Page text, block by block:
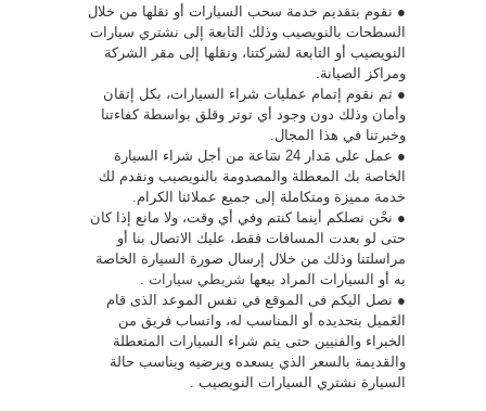
● نقوم بتقديم خدمة سحب السيارات أو نقلها من خلال
السطحات بالنويصيب وذلك التابعة إلى نشتري سيارات
النويصيب أو التابعة لشركتنا، ونقلها إلى مقر الشركة
ومراكز الصيانة.
● ثم نقوم إتمام عمليات شراء السيارات، بكل إتقان
وأمان وذلك دون وجود أي توتر وقلق بواسطة كفاءتنا
وخبرتنا في هذا المجال.
● عمل على مَدار 24 سَاعة من أجل شراء السيارة
الخاصة بك المعطلة والمصدومة بالنويصيب ونقدم لك
خدمة مميزة ومتكاملة إلى جميع عملائنا الكرام.
● نحْن نصلكم أينما كنتم وفي أي وقت، ولا مانع إذا كان
حتى لو بعدت المسافات فقط، عليك الاتصال بنا أو
مراسلتنا وذلك من خلال إرسال صورة السيارة الخاصة
به أو السيارات المراد بيعها شريطي سيارات
● نصل اليكم فى الموقع في نفس الموعد الذى قام
العَميل بتحديده أو المناسب له، واتساب فريق من
الخبراء والفنيين حتى يتم شراء السيارات المتعطلة
والقديمة بالسعر الذي يسعده ويرضيه ويناسب حالة
السيارة نشتري السيارات النويصيب .